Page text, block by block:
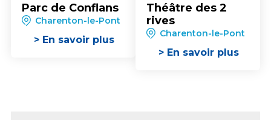
Parc de Conflans
Charenton-le-Pont
> En savoir plus
Théâtre des 2
rives
Charenton-le-Pont
> En savoir plus